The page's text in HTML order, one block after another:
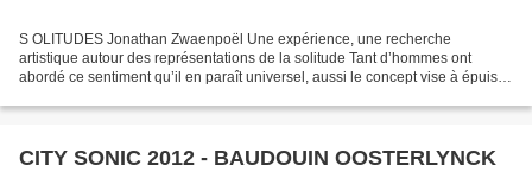
S OLITUDES Jonathan Zwaenpoël Une expérience, une recherche
artistique autour des représentations de la solitude Tant d’hommes ont
abordé ce sentiment qu’il en paraît universel, aussi le concept vise à épuiser
CITY SONIC 2012 - BAUDOUIN OOSTERLYNCK